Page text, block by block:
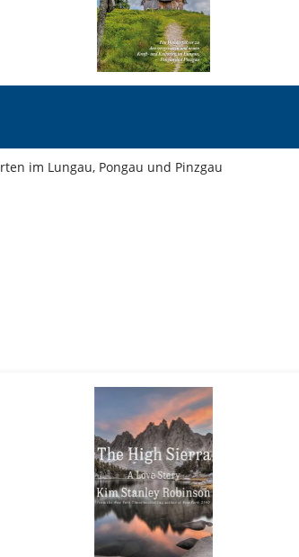
im Lungau, Pongau und Pinzgau